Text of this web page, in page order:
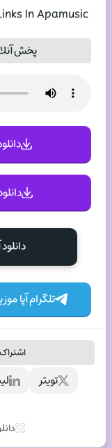
In Apamusic
پخش
تلگرام آپا
تویتر